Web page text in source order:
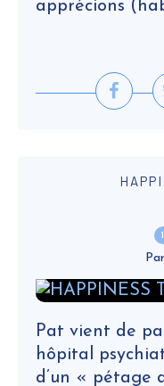
apprécions
Pat vient de
hôpital
d’un « pétage